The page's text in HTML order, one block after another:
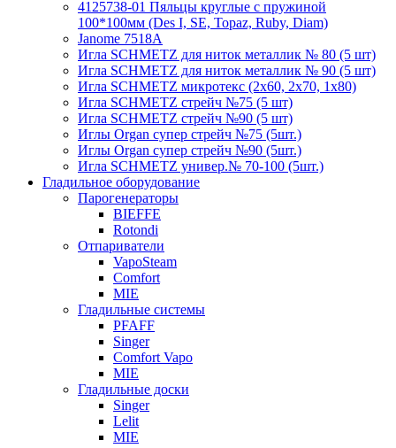
4125738-01 Пяльцы круглые с пружиной
100*100мм (Des I, SE, Topaz, Ruby, Diam)
Janome 7518A
Игла SCHMETZ для ниток металлик № 80 (5 шт)
Игла SCHMETZ для ниток металлик № 90 (5 шт)
Игла SCHMETZ микротекс (2х60, 2х70, 1х80)
Игла SCHMETZ стрейч №75 (5 шт)
Игла SCHMETZ стрейч №90 (5 шт)
Иглы Organ супер стрейч №75 (5шт.)
Иглы Organ супер стрейч №90 (5шт.)
Игла SCHMETZ универ.№ 70-100 (5шт.)
Гладильное оборудование
Парогенераторы
BIEFFE
Rotondi
Отпариватели
VapoSteam
Comfort
MIE
Гладильные системы
PFAFF
Singer
Comfort Vapo
MIE
Гладильные доски
Singer
Lelit
MIE